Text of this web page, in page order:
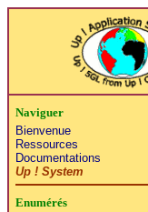
Naviguer
Bienvenue
Ressources
Documentations
Up ! System
Enumérés